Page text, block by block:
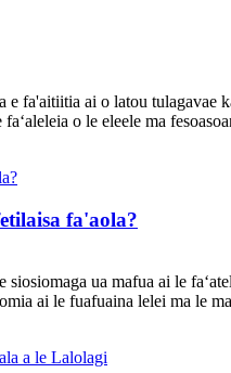
fa'aitiitia ai o latou tulagavae
o le eleele ma
fa'aola?
ua mafua ai le
ai le fuafuaina lelei ma le